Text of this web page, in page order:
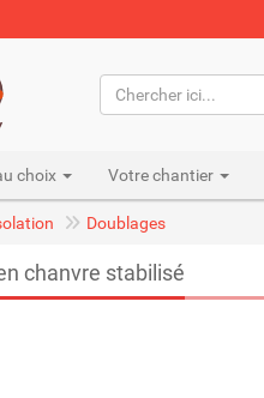
choix Votre chantier
Doublages
chanvre stabilisé